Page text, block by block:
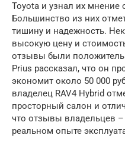
Toyota и узнал их мнение
Большинство из них
тишину и надежность.
высокую цену и
отзывы были
Prius рассказал, что он
экономит около 50 000
владелец RAV4 Hybrid
просторный салон и
что отзывы владельцев –
реальном опыте